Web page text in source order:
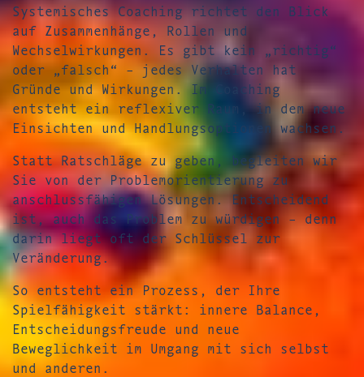
Systemisches Coaching richtet den Blick
auf Zusammenhänge, Rollen und
Wechselwirkungen. Es gibt kein „richtig“
oder „falsch“ – jedes Verhalten hat
Gründe und Wirkungen. Im Coaching
entsteht ein reflexiver Raum, in dem neue
Einsichten und Handlungsoptionen wachsen.
Statt Ratschläge zu geben, begleiten wir
Sie von der Problemorientierung zu
anschlussfähigen Lösungen. Entscheidend
ist, auch das Problem zu würdigen – denn
darin liegt oft der Schlüssel zur
Veränderung.
So entsteht ein Prozess, der Ihre
Spielfähigkeit stärkt: innere Balance,
Entscheidungsfreude und neue
Beweglichkeit im Umgang mit sich selbst
und anderen.